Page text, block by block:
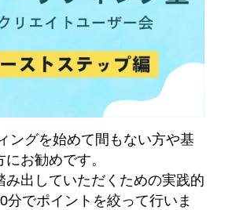
ングを始めて間もない方や基
お勧めです。
み出していただくための実践的
分でポイントを絞って行いま